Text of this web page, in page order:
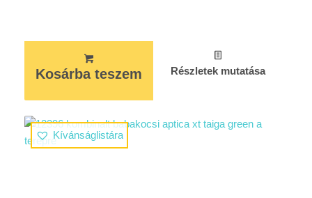
Kosárba teszem Részletek mutatása
Kívánságlistára